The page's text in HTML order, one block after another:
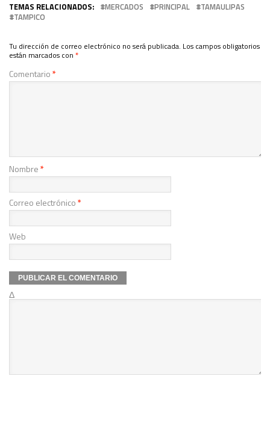
TEMAS RELACIONADOS: MERCADOS PRINCIPAL
TAMAULIPAS
TAMPICO
Tu dirección de correo electrónico no será publicada. Los campos obligatorios
están marcados con *
Comentario*
Nombre*
Correo electrónico*
Web
Δ